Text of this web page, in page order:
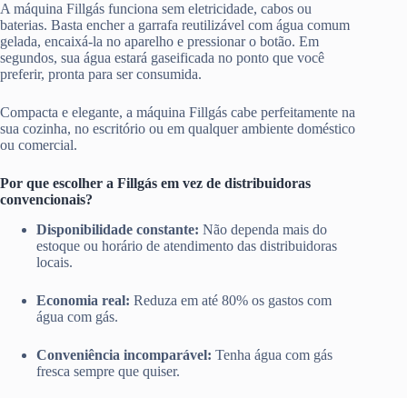
A máquina Fillgás funciona sem eletricidade, cabos ou
baterias. Basta encher a garrafa reutilizável com água comum
gelada, encaixá-la no aparelho e pressionar o botão. Em
segundos, sua água estará gaseificada no ponto que você
preferir, pronta para ser consumida.
Compacta e elegante, a máquina Fillgás cabe perfeitamente na
sua cozinha, no escritório ou em qualquer ambiente doméstico
ou comercial.
Por que escolher a Fillgás em vez de distribuidoras
convencionais?
Disponibilidade constante: Não dependa mais do
estoque ou horário de atendimento das distribuidoras
locais.
Economia real: Reduza em até 80% os gastos com
água com gás.
Conveniência incomparável: Tenha água com gás
fresca sempre que quiser.